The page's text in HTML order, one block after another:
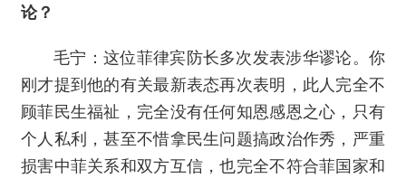
论？
毛宁：这位菲律宾防长多次发表涉华谬论。你
刚才提到他的有关最新表态再次表明，此人完全不
顾菲民生福祉，完全没有任何知恩感恩之心，只有
个人私利，甚至不惜拿民生问题搞政治作秀，严重
损害中菲关系和双方互信，也完全不符合菲国家和